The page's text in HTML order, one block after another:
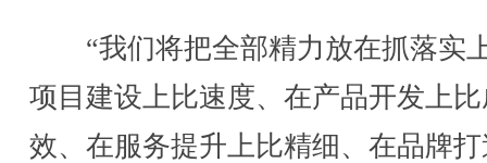
“我们将把全部精力放在抓落实
项目建设上比速度、在产品开发上
效、在服务提升上比精细、在品牌